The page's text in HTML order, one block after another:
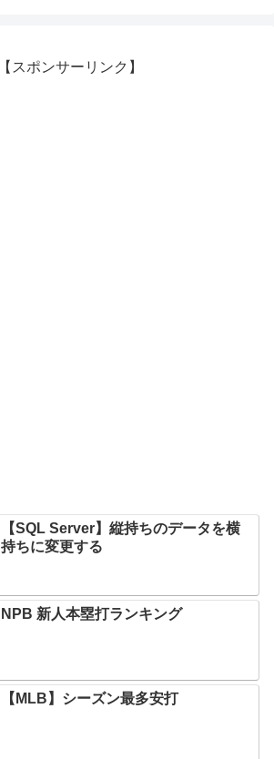
【スポンサーリンク】
【SQL Server】縦持ちのデータを横
持ちに変更する
NPB 新人本塁打ランキング
【MLB】シーズン最多安打